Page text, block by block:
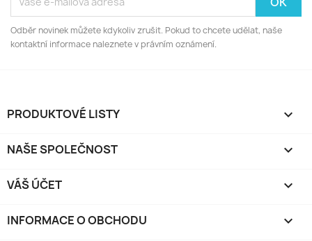
Odběr novinek můžete kdykoliv zrušit. Pokud to chcete udělat, naše
kontaktní informace naleznete v právním oznámení.
PRODUKTOVÉ LISTY 
NAŠE SPOLEČNOST 
VÁŠ ÚČET 
INFORMACE O OBCHODU keyboard_arrow_down